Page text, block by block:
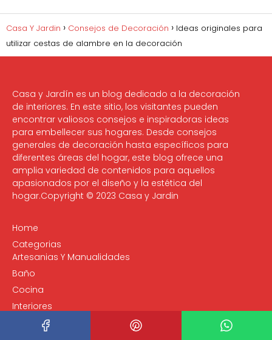
Casa Y Jardin Consejos de Decoración
Ideas originales para
utilizar cestas de alambre en la decoración
Casa y Jardín es un blog dedicado a la decoración
de interiores. En este sitio, los visitantes pueden
encontrar valiosos consejos e inspiradoras ideas
para embellecer sus hogares. Desde consejos
generales de decoración hasta específicos para
diferentes áreas del hogar, este blog ofrece una
amplia variedad de contenidos para aquellos
apasionados por el diseño y la estética del
hogar.Copyright © 2023 Casa y Jardin
Home
Categorias
Artesanias Y Manualidades
Baño
Cocina
Interiores